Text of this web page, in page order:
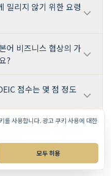
지 상황의 표현입니다. (1)
we cover [topics]
), (2) 조건부 양보: "If you
able to [concession]."
는 패턴), (3) 합의 확인:
지를 중심으로 자신의 업무에
가는 것이 효율적입니다.
밀리지 않기 위한 요령
, 최초 가격 제시는 자신감을
지 않는 것입니다(앵커링 효
할 경우에는 반드시 조건을
, Conditional
논의가 한정될 경우, 품질·
한 패키지로 논의를 재구성하
나 내릴 수 있는가'가 아니라
'라는 틀로 논의를 이끌어
어 비즈니스 협상의 가
?
일본어 협상에서는 완곡한
화가 있지만, 영어 협상에서
your position,
니다. 또 다른 차이점은 침묵
침묵을 피하는 경향이 있지
점수는 몇 점 정도
적인 협상은 가능하지만,
전 능력'이 더 중요합니다.
적절한 표현을 사용하지 못
점대라도 해외 비즈니스 협상
어 비즈니스 협상에
가요?
명확성'이 더 요구됩니다. 음
를 사용합니다. 광고 쿠키 사용에 대한
모두 허용